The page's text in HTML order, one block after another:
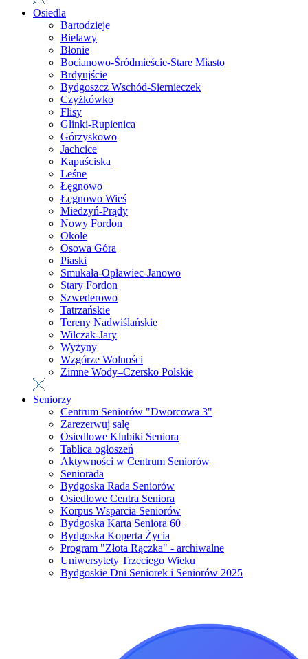
Osiedla
Bartodzieje
Bielawy
Błonie
Bocianowo-Śródmieście-Stare Miasto
Brdyujście
Bydgoszcz Wschód-Siernieczek
Czyżkówko
Flisy
Glinki-Rupienica
Górzyskowo
Jachcice
Kapuściska
Leśne
Łęgnowo
Łęgnowo Wieś
Miedzyń-Prądy
Nowy Fordon
Okole
Osowa Góra
Piaski
Smukała-Opławiec-Janowo
Stary Fordon
Szwederowo
Tatrzańskie
Tereny Nadwiślańskie
Wilczak-Jary
Wyżyny
Wzgórze Wolności
Zimne Wody–Czersko Polskie
Seniorzy
Centrum Seniorów "Dworcowa 3"
Zarezerwuj salę
Osiedlowe Klubiki Seniora
Tablica ogłoszeń
Aktywności w Centrum Seniorów
Seniorada
Bydgoska Rada Seniorów
Osiedlowe Centra Seniora
Korpus Wsparcia Seniorów
Bydgoska Karta Seniora 60+
Bydgoska Koperta Życia
Program "Złota Rączka" - archiwalne
Uniwersytety Trzeciego Wieku
Bydgoskie Dni Seniorek i Seniorów 2025